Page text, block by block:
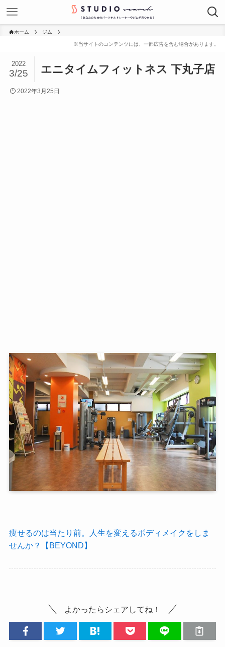
ホーム ジム
エニタイムフィットネス 下丸子店
2022
3/25
2022年3月25日
痩せるのは当たり前。人生を変えるボディメイクをしま
せんか？【BEYOND】
よかったらシェアしてね！